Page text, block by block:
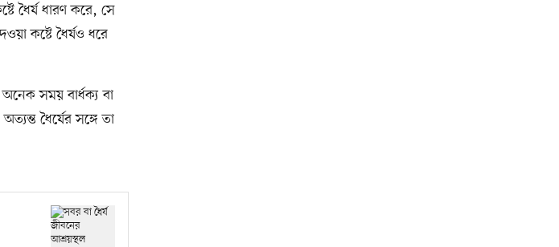
ধৈর্য ধারণ করে, সে
কষ্টে ধৈর্যও ধরে
অনেক সময় বার্ধক্য বা
ধৈর্যের সঙ্গে তা